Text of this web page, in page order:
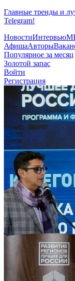
Главные тренды и
Telegram!
НовостиИнтервью
АфишаАвторы
Популярное за месяц
Золотой запас
Войти
Регистрация